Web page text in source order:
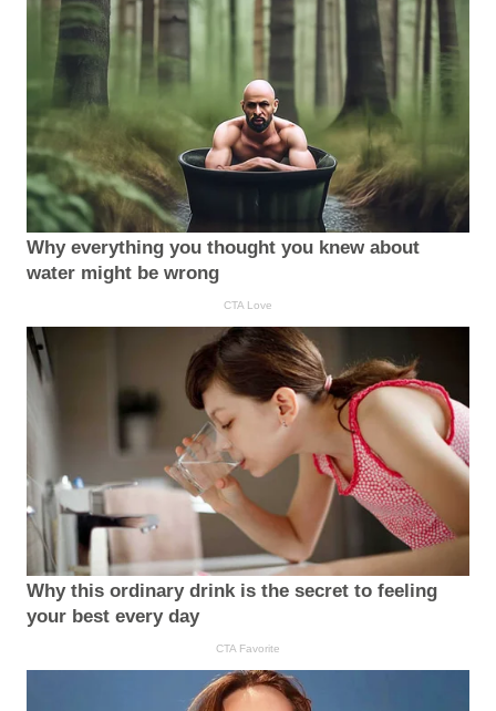
Why everything you thought you knew about
water might be wrong
CTA Love
Why this ordinary drink is the secret to feeling
your best every day
CTA Favorite